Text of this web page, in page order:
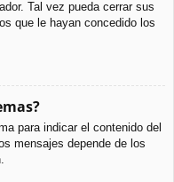
Tal vez pueda cerrar sus
que le hayan concedido los
para indicar el contenido del
mensajes depende de los